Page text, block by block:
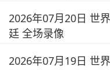
2026年07月20日 世
廷 全场录像
2026年07月19日 世